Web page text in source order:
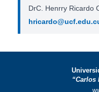
DrC. Henrry Ricardo
“Carlos